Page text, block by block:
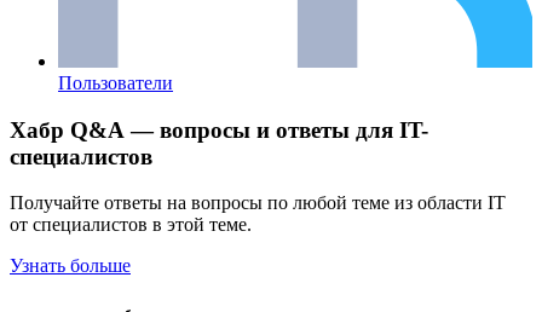
Пользователи
Хабр Q&A — вопросы и ответы для IT-
специалистов
Получайте ответы на вопросы по любой теме из области IT
от специалистов в этой теме.
Узнать больше